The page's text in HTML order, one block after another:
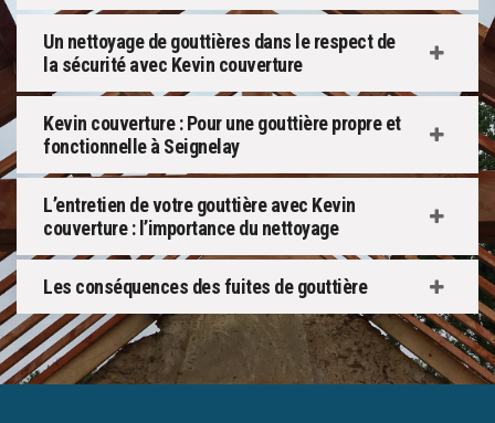
Un nettoyage de gouttières dans le respect de
la sécurité avec Kevin couverture
Kevin couverture : Pour une gouttière propre et
fonctionnelle à Seignelay
L’entretien de votre gouttière avec Kevin
couverture : l’importance du nettoyage
Les conséquences des fuites de gouttière